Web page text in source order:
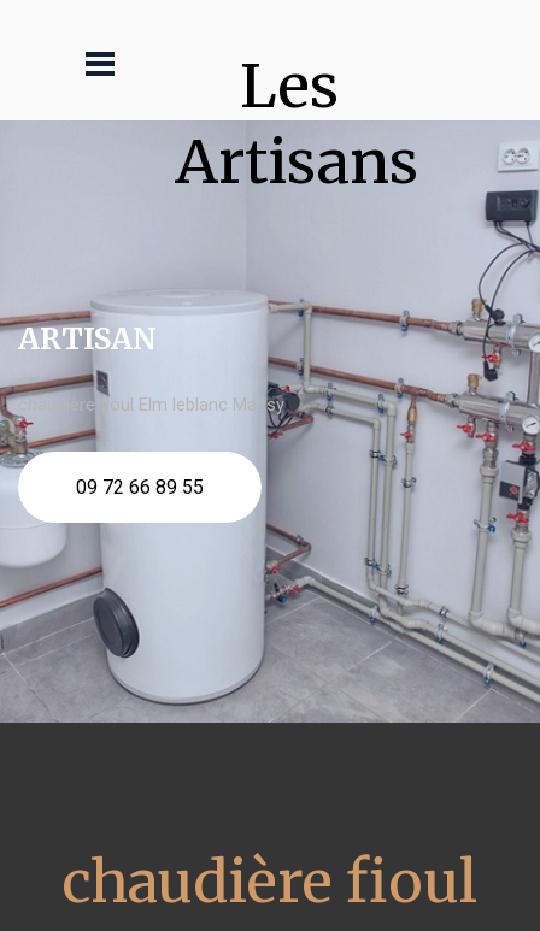
Les
Artisans
ARTISAN
chaudière fioul Elm leblanc Massy
09 72 66 89 55
chaudière fioul